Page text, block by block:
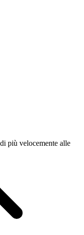
più velocemente alle